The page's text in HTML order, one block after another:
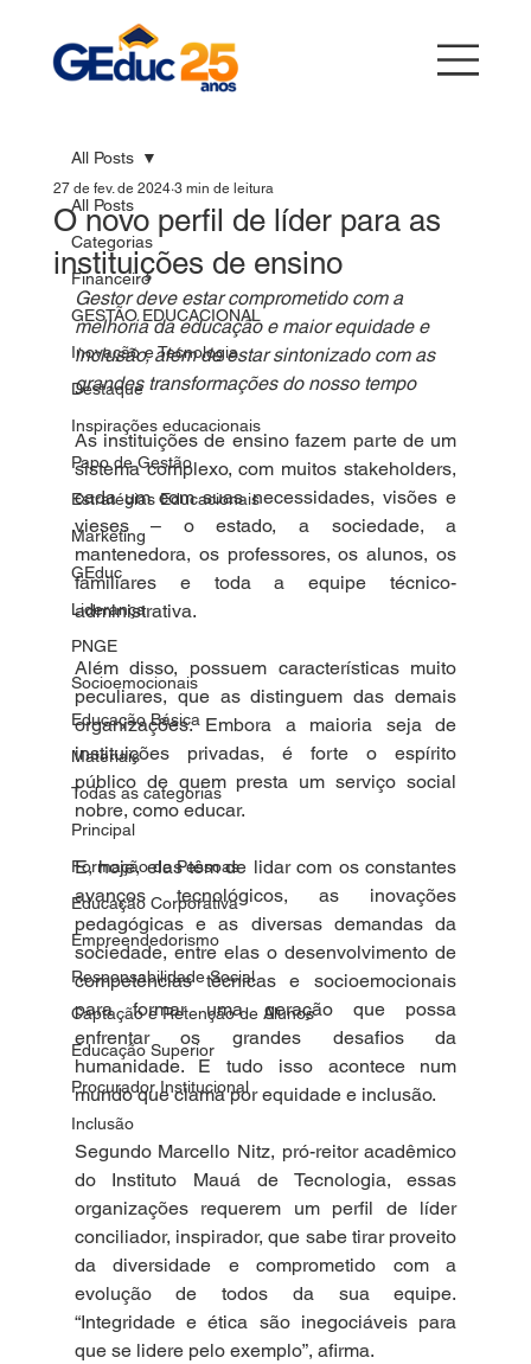
All Posts
Categorias
Financeiro
GESTÃO EDUCACIONAL
Inovação e Tecnologia
Destaque
Inspirações educacionais
Papo de Gestão
Estratégias Educacionais
Marketing
GEduc
Liderança
PNGE
Socioemocionais
Educação Básica
Materiais
Todas as categorias
Principal
Formação de Pessoas
Educação Corporativa
Empreendedorismo
Responsabilidade Social
Captação e Retenção de Alunos
Educação Superior
Procurador Institucional
Inclusão
All Posts
O novo perfil de líder para as
instituições de ensino
27 de fev. de 2024 3 min de leitura
Gestor deve estar comprometido com a
melhoria da educação e maior equidade e
inclusão, além de estar sintonizado com as
grandes transformações do nosso tempo
As instituições de ensino fazem parte de um
sistema complexo, com muitos stakeholders,
cada um com suas necessidades, visões e
vieses – o estado, a sociedade, a
mantenedora, os professores, os alunos, os
familiares e toda a equipe técnico-
administrativa.
Além disso, possuem características muito
peculiares, que as distinguem das demais
organizações. Embora a maioria seja de
instituições privadas, é forte o espírito
público de quem presta um serviço social
nobre, como educar.
E, hoje, elas têm de lidar com os constantes
avanços tecnológicos, as inovações
pedagógicas e as diversas demandas da
sociedade, entre elas o desenvolvimento de
competências técnicas e socioemocionais
para formar uma geração que possa
enfrentar os grandes desafios da
humanidade. E tudo isso acontece num
mundo que clama por equidade e inclusão.
Segundo Marcello Nitz, pró-reitor acadêmico
do Instituto Mauá de Tecnologia, essas
organizações requerem um perfil de líder
conciliador, inspirador, que sabe tirar proveito
da diversidade e comprometido com a
evolução de todos da sua equipe.
“Integridade e ética são inegociáveis para
que se lidere pelo exemplo”, afirma.